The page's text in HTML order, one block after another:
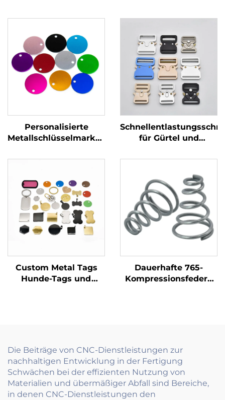
Personalisierte
Metallschlüsselmarken
Blöcke Marken mit
Gravierlogo
für Gürtel und
Custom Metal Tags
Hunde-Tags und
Dauerhafte 765-
Kompressionsfedern
Die Beiträge von CNC-Dienstleistungen zur
nachhaltigen Entwicklung in der Fertigung
Schwächen bei der effizienten Nutzung von
Materialien und übermäßiger Abfall sind Bereiche,
in denen CNC-Dienstleistungen den